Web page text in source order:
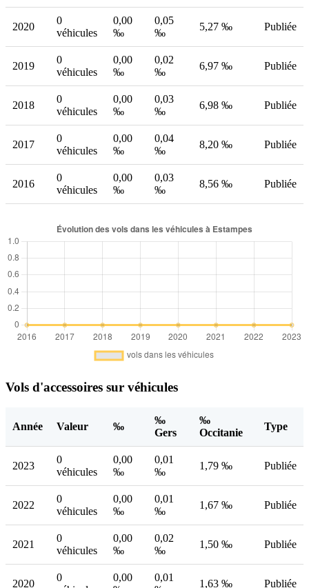
2020
0
véhicules
0,00
‰
0,05
‰
5,27 ‰ Publiée
2019
0
véhicules
0,00
‰
0,02
‰
6,97 ‰ Publiée
2018
0
véhicules
0,00
‰
0,03
‰
6,98 ‰ Publiée
2017
0
véhicules
0,00
‰
0,04
‰
8,20 ‰ Publiée
2016
0
véhicules
0,00
‰
0,03
‰
8,56 ‰ Publiée
Vols d'accessoires sur véhicules
Année Valeur ‰
‰
Gers
‰
Occitanie
Type
2023
0
véhicules
0,00
‰
0,01
‰
1,79 ‰ Publiée
2022
0
véhicules
0,00
‰
0,01
‰
1,67 ‰ Publiée
2021
0
véhicules
0,00
‰
0,02
‰
1,50 ‰ Publiée
2020
0
0,00
0,01
1,63 ‰ Publiée